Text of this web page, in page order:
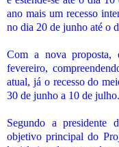
ano mais um recesso
no dia 20 de junho até o
Com a nova proposta,
fevereiro,
atual, já o recesso do
30 de junho a 10 de julho.
Segundo a presidente
objetivo principal do